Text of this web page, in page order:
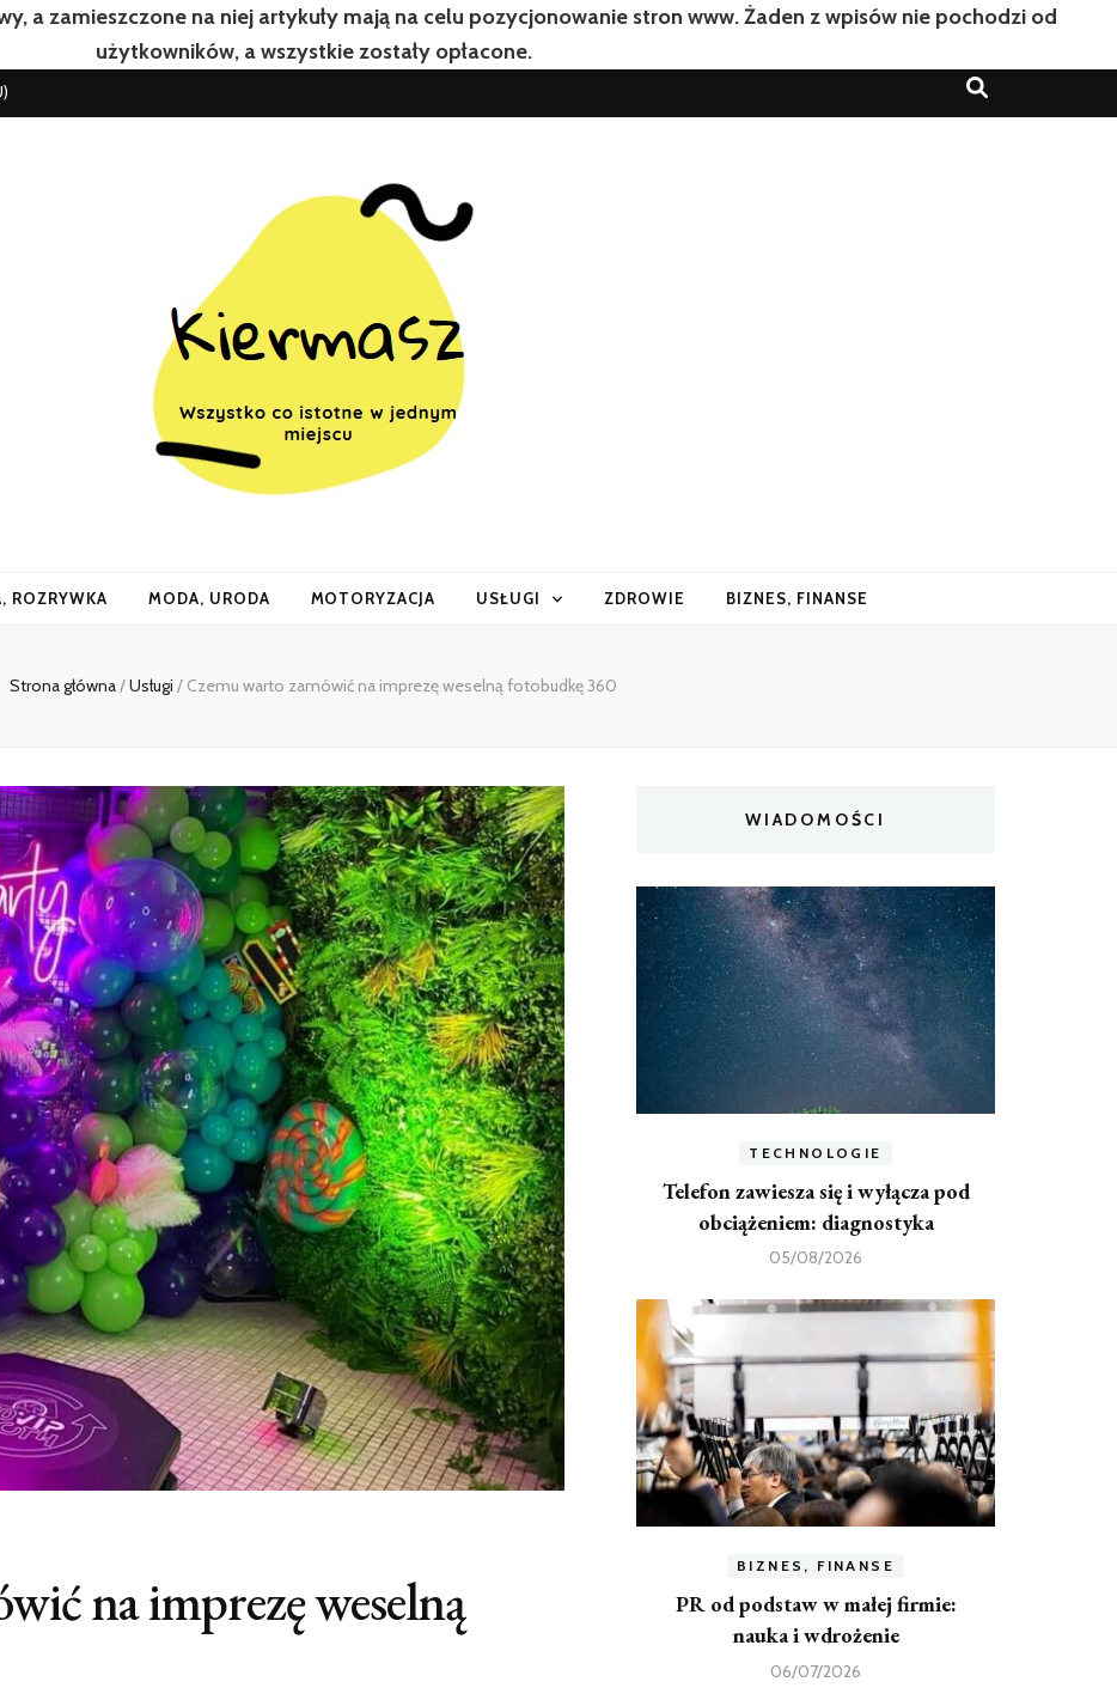
a zamieszczone na niej artykuły mają na celu pozycjonowanie stron www. Żaden z wpisów nie pochodzi od
użytkowników, a wszystkie zostały opłacone.
ROZRYWKA MODA, URODA MOTORYZACJA USŁUGI ZDROWIE BIZNES, FINANSE
Strona główna/Usługi / Czemu warto zamówić na imprezę weselną fotobudkę 360
na imprezę weselną
WIADOMOŚCI
TECHNOLOGIE
Telefon zawiesza się i wyłącza pod
obciążeniem: diagnostyka
05/08/2026
BIZNES, FINANSE
PR od podstaw w małej firmie:
nauka i wdrożenie
06/07/2026